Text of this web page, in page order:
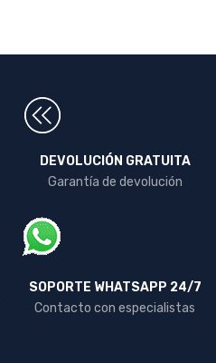
DEVOLUCIÓN GRATUITA
Garantía de devolución
SOPORTE WHATSAPP 24/7
Contacto con especialistas